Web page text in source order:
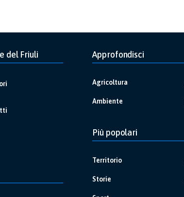
del Friuli Approfondisci
Agricoltura
Ambiente
Più popolari
Territorio
Storie